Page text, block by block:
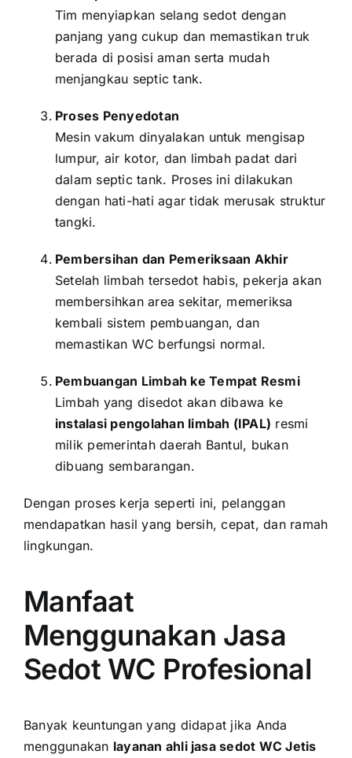
Tim menyiapkan selang sedot dengan
panjang yang cukup dan memastikan truk
berada di posisi aman serta mudah
menjangkau septic tank.
Proses Penyedotan
Mesin vakum dinyalakan untuk mengisap
lumpur, air kotor, dan limbah padat dari
dalam septic tank. Proses ini dilakukan
dengan hati-hati agar tidak merusak struktur
tangki.
Pembersihan dan Pemeriksaan Akhir
Setelah limbah tersedot habis, pekerja akan
membersihkan area sekitar, memeriksa
kembali sistem pembuangan, dan
memastikan WC berfungsi normal.
Pembuangan Limbah ke Tempat Resmi
Limbah yang disedot akan dibawa ke
instalasi pengolahan limbah (IPAL) resmi
milik pemerintah daerah Bantul, bukan
dibuang sembarangan.
Dengan proses kerja seperti ini, pelanggan
mendapatkan hasil yang bersih, cepat, dan ramah
lingkungan.
Manfaat
Menggunakan Jasa
Sedot WC Profesional
Banyak keuntungan yang didapat jika Anda
menggunakan layanan ahli jasa sedot WC Jetis